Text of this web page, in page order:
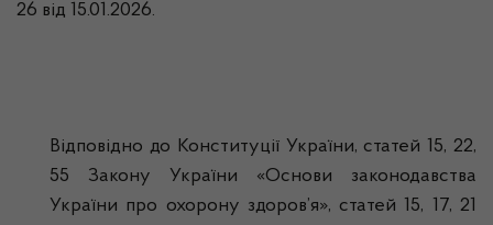
26 від 15.01.2026.
Відповідно до Конституції України, статей 15, 22,
55 Закону України «Основи законодавства
України про охорону здоров’я», статей 15, 17, 21